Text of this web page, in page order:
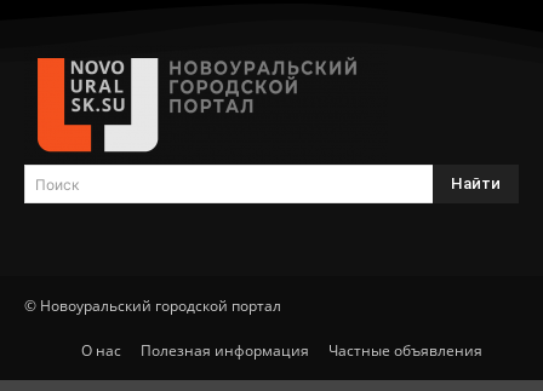
Поиск Найти
© Новоуральский городской портал
О нас Полезная информация Частные объявления